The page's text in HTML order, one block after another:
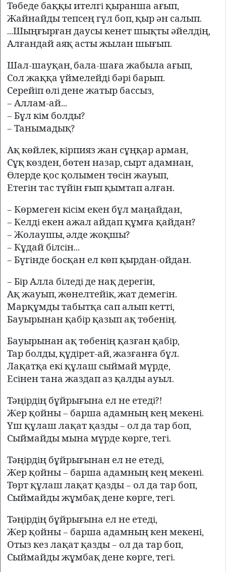
Төбеде баққы ителгi қыранша ағып,
Жайнайды тепсең гүл боп, қыр ән салып.
...Шыңғырған даусы кенет шықты әйелдiң,
Алғандай аяқ асты жылан шығып.
Шал-шауқан, бала-шаға жабыла ағып,
Сол жаққа үймелейдi бәрi барып.
Серейiп өлi дене жатыр бассыз,
– Аллам-ай...
– Бұл кiм болды?
– Танымадық?
Ақ көйлек, кiрпияз жан сұңқар арман,
Сұқ көзден, бөтен назар, сырт адамнан,
Өлерде қос қолымен төсiн жауып,
Етегiн тас түйiн ғып қымтап алған.
– Көрмеген кiсiм екен бұл маңайдан,
– Келдi екен ажал айдап құмға қайдан?
– Жолаушы, әлде жоқшы?
– Кұдай бiлсiн...
– Бүгiнде босқан ел көп қырдан-ойдан.
– Бiр Алла бiледi де нақ дерегiн,
Ақ жауып, жөнелтейiк, жат демегiн.
Марқұмды табытқа сап алып кеттi,
Бауырынан қабiр қазып ақ төбенiң.
Бауырынан ақ төбенiң қазған қабiр,
Тар болды, құдiрет-ай, жазғанға бұл.
Лақатқа екi құлаш сыймай мүрде,
Есiнен тана жаздап аз қалды ауыл.
Тәңiрдiң бұйрығына ел не етедi?!
Жер қойны – барша адамның кең мекенi.
Үш құлаш лақат қазды – ол да тар боп,
Сыймайды мына мүрде көрге, тегi.
Тәңiрдiң бұйрығынан ел не етедi,
Жер қойны – барша адамның кең мекенi.
Төрт құлаш лақат қазды – ол да тар боп,
Сыймайды жұмбақ дене көрге, тегi.
Тәңiрдiң бұйрығына ел не етедi,
Жер қойны – барша адамның кен мекенi,
Отыз кез лақат қазды – ол да тар боп,
Сыймайды жұмбақ дене көрге, тегi.